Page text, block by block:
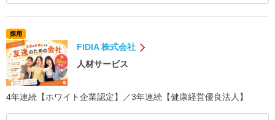
採用
FIDIA 株式会社
人材サービス
4年連続【ホワイト企業認定】／3年連続【健康経営優良法人】